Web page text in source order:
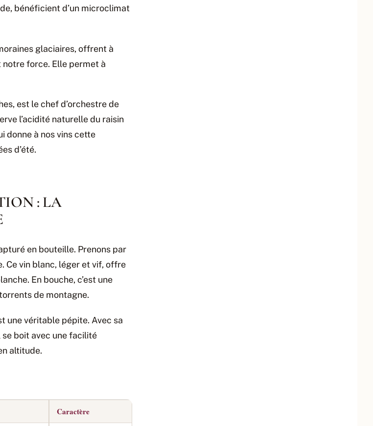
bénéficient d’un microclimat
glaciaires, offrent à
force. Elle permet à
est le chef d’orchestre de
l’acidité naturelle du raisin
donne à nos vins cette
d’été.
: LA
en bouteille. Prenons par
Ce vin blanc, léger et vif, offre
En bouche, c’est une
de montagne.
une véritable pépite. Avec sa
boit avec une facilité
altitude.
Caractère